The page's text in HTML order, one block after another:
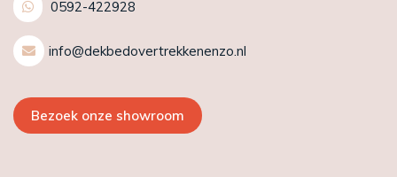
0592-422928
info@dekbedovertrekkenenzo.nl
Bezoek onze showroom